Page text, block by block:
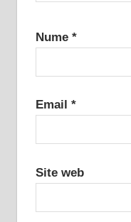
Nume *
Email *
Site web